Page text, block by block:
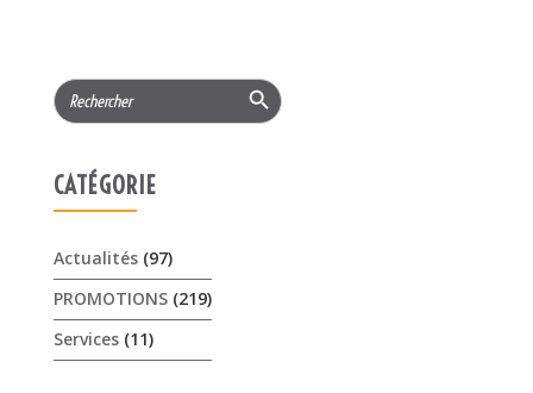
Actualités(97)
PROMOTIONS(219)
ARTICLES RÉCENTS
𝟏𝟓% 𝐝𝐞 𝐫𝐞𝐦𝐢𝐬𝐞 cet été sur les …
3 août 2026